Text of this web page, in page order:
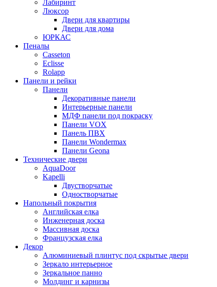
Лабиринт
Люксор
Двери для квартиры
Двери для дома
ЮРКАС
Пеналы
Casseton
Eclisse
Rolapp
Панели и рейки
Панели
Декоративные панели
Интерьерные панели
МДФ панели под покраску
Панели VOX
Панель ПВХ
Панели Wondermax
Панели Geona
Технические двери
AquaDoor
Kapelli
Двустворчатые
Одностворчатые
Напольный покрытия
Английская елка
Инженерная доска
Массивная доска
Французская елка
Декор
Алюминиевый плинтус под скрытые двери
Зеркало интерьерное
Зеркальное панно
Молдинг и карнизы